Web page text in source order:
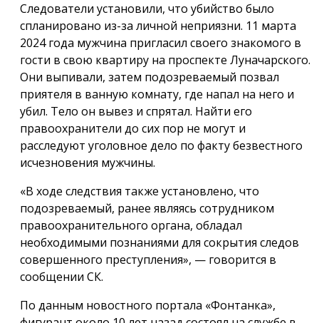
Следователи установили, что убийство было
спланировано из-за личной неприязни. 11 марта
2024 года мужчина пригласил своего знакомого в
гости в свою квартиру на проспекте Луначарского.
Они выпивали, затем подозреваемый позвал
приятеля в ванную комнату, где напал на него и
убил. Тело он вывез и спрятал. Найти его
правоохранители до сих пор не могут и
расследуют уголовное дело по факту безвестного
исчезновения мужчины.
«В ходе следствия также установлено, что
подозреваемый, ранее являясь сотрудником
правоохранительного органа, обладал
необходимыми познаниями для сокрытия следов
совершенного преступления», — говорится в
сообщении СК.
По данным новостного портала «Фонтанка»,